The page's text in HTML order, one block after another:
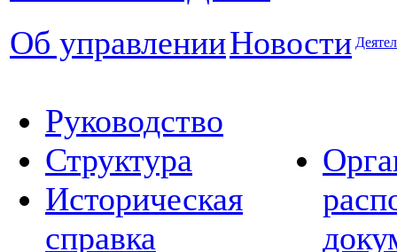
Об управленииНовости
Руководство
Структура
Историческая
справка